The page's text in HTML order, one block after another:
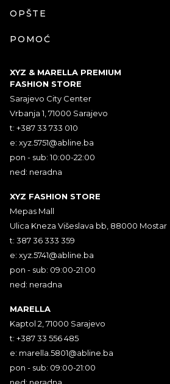
OPŠTE
POMOĆ
XYZ & MARELLA PREMIUM
FASHION STORE
Sarajevo City Center
Vrbanja 1, 71000 Sarajevo
t: +387 33 733 010
e: xyz.5751@abline.ba
pon - sub: 10:00-22:00
ned: neradna
XYZ FASHION STORE
Mepas Mall
Ulica Kneza Višeslava bb, 88000 Mostar
t: 387 36 333 359
e: xyz.5741@abline.ba
pon - sub: 09:00-21:00
ned: neradna
MARELLA
Kaptol 2, 71000 Sarajevo
t: +387 33 556 485
e: marella.5801@abline.ba
pon - sub: 09:00-21:00
ned: neradna